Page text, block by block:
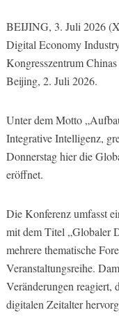
BEIJING, 3. Juli 2026
Digital Economy
Kongresszentrum
Beijing, 2. Juli 2026.
Unter dem Motto
Integrative Intelligenz,
Donnerstag hier die
eröffnet.
Die Konferenz umfasst
mit dem Titel „Globaler
mehrere thematische
Veranstaltungsreihe.
Veränderungen reagiert,
digitalen Zeitalter